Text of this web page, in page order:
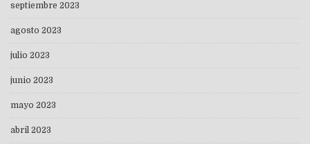
septiembre 2023
agosto 2023
julio 2023
junio 2023
mayo 2023
abril 2023